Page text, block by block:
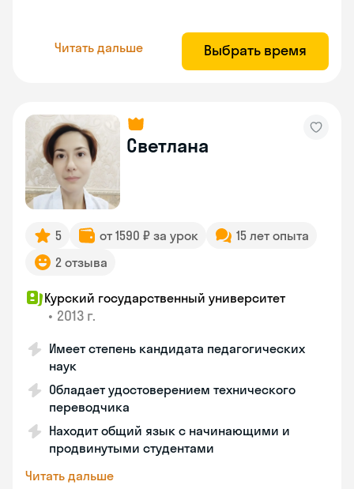
Читать дальше Выбрать время
Светлана
5 от 1590 ₽ за урок
15 лет опыта
2 отзыва
Курский государственный университет
• 2013 г.
Имеет степень кандидата педагогических
наук
Обладает удостоверением технического
переводчика
Находит общий язык с начинающими и
продвинутыми студентами
Читать дальше